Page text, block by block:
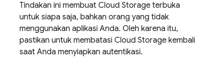
Tindakan ini membuat Cloud Storage terbuka
untuk siapa saja, bahkan orang yang tidak
menggunakan aplikasi Anda. Oleh karena itu,
pastikan untuk membatasi Cloud Storage kembali
saat Anda menyiapkan autentikasi.